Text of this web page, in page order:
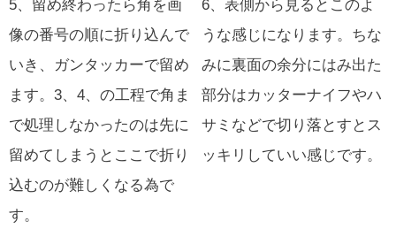
5、留め終わったら角を画
像の番号の順に折り込んで
いき、ガンタッカーで留め
ます。3、4、の工程で角ま
で処理しなかったのは先に
留めてしまうとここで折り
込むのが難しくなる為で
す。
6、表側から見るとこのよ
うな感じになります。ちな
みに裏面の余分にはみ出た
部分はカッターナイフやハ
サミなどで切り落とすとス
ッキリしていい感じです。